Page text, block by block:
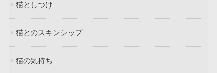
猫としつけ
猫とのスキンシップ
猫の気持ち